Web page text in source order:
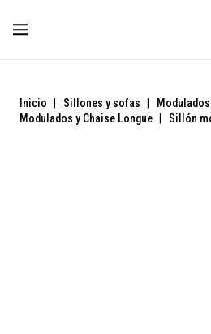
Inicio Sillones y sofas
Modulados y Chaise Longue
Sillón